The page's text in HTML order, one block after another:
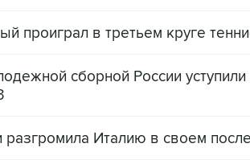
проиграл в третьем круге
сборной России
разгромила Италию в своем